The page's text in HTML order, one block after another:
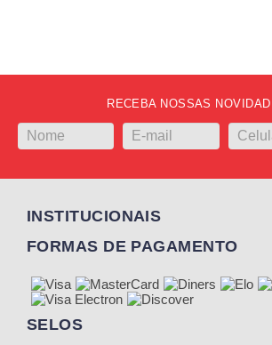
RECEBA NOSSAS
INSTITUCIONAIS
FORMAS DE PAGAMENTO
SELOS